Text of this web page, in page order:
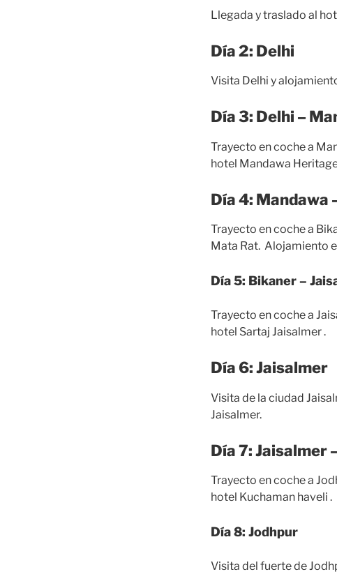
Llegada y traslado al
Día 2: Delhi
Visita Delhi y
Día 3: Delhi –
Trayecto en coche a
hotel Mandawa
Día 4: Mandawa
Trayecto en coche a
Mata Rat. Alojamiento
Día 5: Bikaner –
Trayecto en coche a
hotel Sartaj Jaisalmer .
Día 6: Jaisalmer
Visita de la ciudad
Jaisalmer.
Día 7: Jaisalmer
Trayecto en coche a
hotel Kuchaman haveli .
Día 8: Jodhpur
Visita del fuerte de